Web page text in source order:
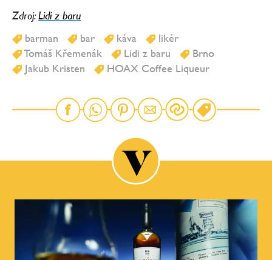
Zdroj:Lidi z baru
barman
bar káva
likér
Tomáš Křemenák
Lidi z baru
Brno
Jakub Kristen
HOAX Coffee Liqueur